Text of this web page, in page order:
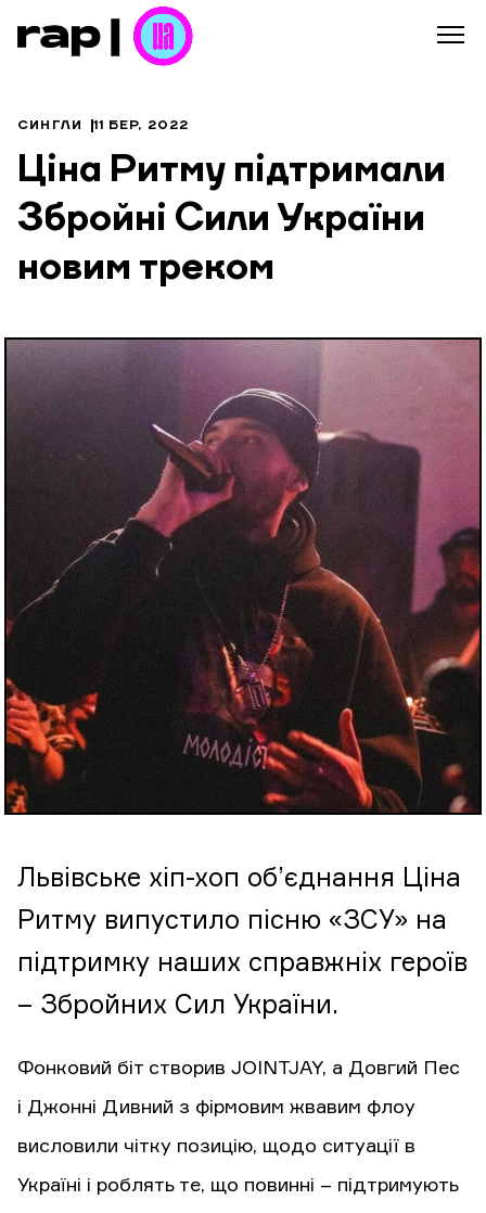
СИНГЛИ 11 БЕР, 2022
Ціна Ритму підтримали
Збройні Сили України
новим треком
Львівське хіп-хоп об’єднання Ціна
Ритму випустило пісню «ЗСУ» на
підтримку наших справжніх героїв
– Збройних Сил України.
Фонковий біт створив JOINTJAY, а Довгий Пес
і Джонні Дивний з фірмовим жвавим флоу
висловили чітку позицію, щодо ситуації в
Україні і роблять те, що повинні – підтримують